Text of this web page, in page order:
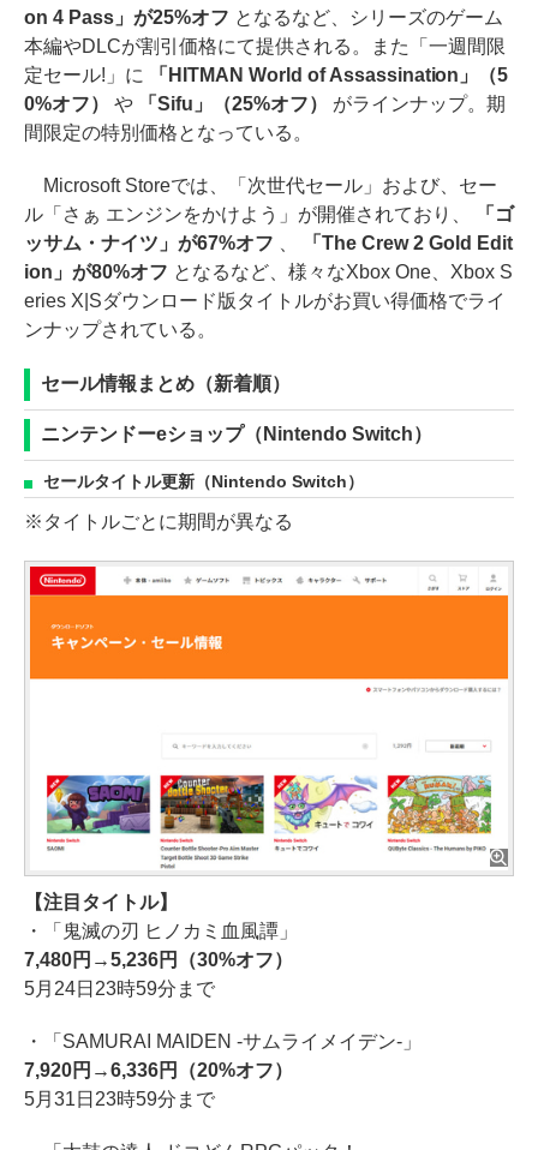
on 4 Pass」が25%オフ となるなど、シリーズのゲーム
本編やDLCが割引価格にて提供される。また「一週間限
定セール!」に
「HITMAN World of Assassination」（5
0%オフ） や 「Sifu」（25%オフ） がラインナップ。期
間限定の特別価格となっている。
Microsoft Storeでは、「次世代セール」および、セー
ル「さぁ エンジンをかけよう」が開催されており、
「ゴ
ッサム・ナイツ」が67%オフ
「The Crew 2 Gold Edit
ion」が80%オフ となるなど、様々なXbox One、Xbox S
eries X|Sダウンロード版タイトルがお買い得価格でライ
ンナップされている。
セール情報まとめ（新着順）
ニンテンドーeショップ（Nintendo Switch）
セールタイトル更新（Nintendo Switch）
※タイトルごとに期間が異なる
【注目タイトル】
・「鬼滅の刃 ヒノカミ血風譚」
7,480円→5,236円（30%オフ）
5月24日23時59分まで
・「SAMURAI MAIDEN -サムライメイデン-」
7,920円→6,336円（20%オフ）
5月31日23時59分まで